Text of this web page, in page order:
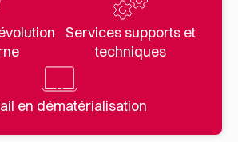
Services supports et
techniques
en dématérialisation